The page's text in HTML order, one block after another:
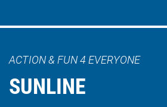
ACTION & FUN 4 EVERYONE
SUNLINE